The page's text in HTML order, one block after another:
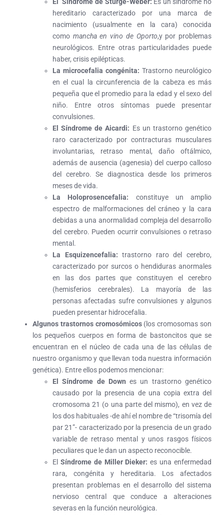
El Sindrome de Sturge-Weber: Es un síndrome no
hereditario caracterizado por una marca de
nacimiento (usualmente en la cara) conocida
como mancha en vino de Oporto,y por problemas
neurológicos. Entre otras particularidades puede
haber, crisis epilépticas.
La microcefalia congénita: Trastorno neurológico
en el cual la circunferencia de la cabeza es más
pequeña que el promedio para la edad y el sexo del
niño. Entre otros síntomas puede presentar
convulsiones.
El Síndrome de Aicardi: Es un trastorno genético
raro caracterizado por contracturas musculares
involuntarias, retraso mental, daño oftálmico,
además de ausencia (agenesia) del cuerpo calloso
del cerebro. Se diagnostica desde los primeros
meses de vida.
La Holoprosencefalia: constituye un amplio
espectro de malformaciones del cráneo y la cara
debidas a una anormalidad compleja del desarrollo
del cerebro. Pueden ocurrir convulsiones o retraso
mental.
La Esquizencefalia: trastorno raro del cerebro,
caracterizado por surcos o hendiduras anormales
en las dos partes que constituyen el cerebro
(hemisferios cerebrales). La mayoría de las
personas afectadas sufre convulsiones y algunos
pueden presentar hidrocefalia.
Algunos trastornos cromosómicos(los cromosomas son
los pequeños cuerpos en forma de bastoncitos que se
encuentran en el núcleo de cada una de las células de
nuestro organismo y que llevan toda nuestra información
genética). Entre ellos podemos mencionar:
El
Síndrome de Down es un trastorno genético
causado por la presencia de una copia extra del
cromosoma 21 (o una parte del mismo), en vez de
los dos habituales -de ahí el nombre de “trisomía del
par 21”- caracterizado por la presencia de un grado
variable de retraso mental y unos rasgos físicos
peculiares que le dan un aspecto reconocible.
El Síndrome de Miller Dieker: es una enfermedad
rara, congénita y hereditaria. Los afectados
presentan problemas en el desarrollo del sistema
nervioso central que conduce a alteraciones
severas en la función neurológica.